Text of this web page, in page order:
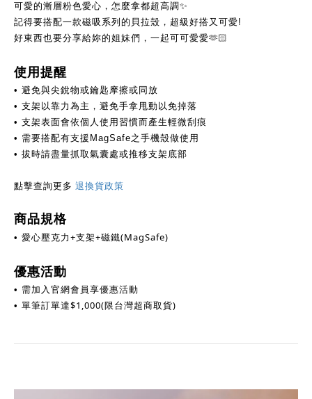
可愛的漸層粉色愛心，怎麼拿都超高調✨
記得要搭配一款磁吸系列的貝拉殼，超級好搭又可愛!
好東西也要分享給妳的姐妹們，一起可可愛愛🫶🏻
使用提醒
• 避免與尖銳物或鑰匙摩擦或同放
• 支架以靠力為主，避免手拿甩動以免掉落
• 支架表面會依個人使用習慣而產生輕微刮痕
• 需要搭配有支援MagSafe之手機殼做使用
• 拔時請盡量抓取氣囊處或推移支架底部
點擊查詢更多 退換貨政策
商品規格
• 愛心壓克力 +支架+磁鐵(MagSafe)
優惠活動
• 需加入官網會員享優惠活動
• 單筆訂單達$1,000(限台灣超商取貨)